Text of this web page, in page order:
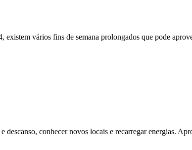
existem vários fins de semana prolongados que pode
conhecer novos locais e recarregar energias.